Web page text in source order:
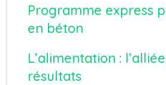
Programme express
en béton
L’alimentation :
résultats